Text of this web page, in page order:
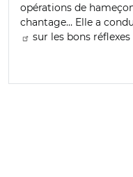
opérations de
chantage… Elle a
sur les bons